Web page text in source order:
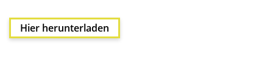
Hier her­un­ter­la­den